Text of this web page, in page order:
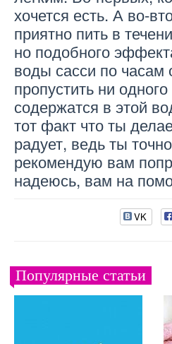
хочется есть. А во-
приятно пить в
но подобного
воды сасси по часам
пропустить ни
содержатся в этой
тот факт что ты
радует, ведь ты
рекомендую вам
надеюсь, вам на
VK
Популярные статьи